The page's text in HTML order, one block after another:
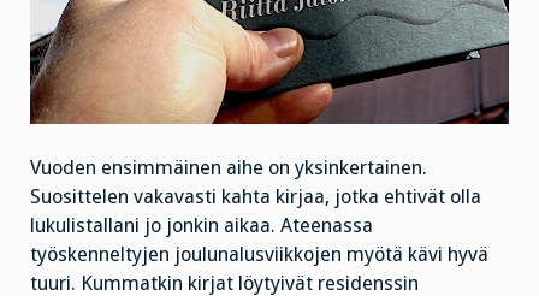
Vuoden ensimmäinen aihe on yksinkertainen.
Suosittelen vakavasti kahta kirjaa, jotka ehtivät olla
lukulistallani jo jonkin aikaa. Ateenassa
työskenneltyjen joulunalusviikkojen myötä kävi hyvä
tuuri. Kummatkin kirjat löytyivät residenssin